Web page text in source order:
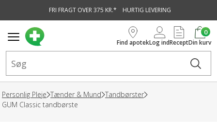
FRI FRAGT OVER 375 KR.* HURTIG LEVERING
Find apotekLog indRecept
0
Din kurv
Personlig Pleje Tænder & Mund Tandbørster
GUM Classic tandbørste